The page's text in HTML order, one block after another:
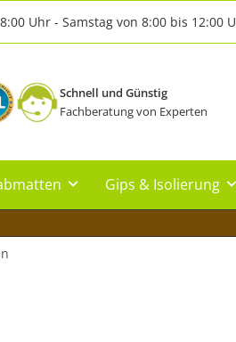
Uhr - Samstag von 8:00 bis 12:00
Schnell und Günstig
Fachberatung von Experten
Gips & Isolierung